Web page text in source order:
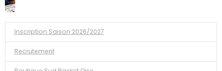
Inscription Saison 2026/2027
Recrutement